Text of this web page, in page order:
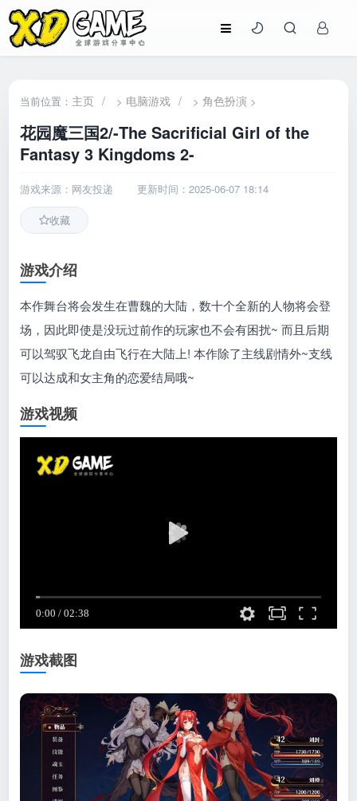
当前位置： 主页 / > 电脑游戏 / >角色扮演 >
花园魔三国2/-The Sacrificial Girl of the
Fantasy 3 Kingdoms 2-
游戏来源：网友投递 更新时间：2025-06-07 18:14
收藏
游戏介绍
本作舞台将会发生在曹魏的大陆，数十个全新的人物将会登
场，因此即使是没玩过前作的玩家也不会有困扰~ 而且后期
可以驾驭飞龙自由飞行在大陆上! 本作除了主线剧情外~支线
可以达成和女主角的恋爱结局哦~
游戏视频
游戏截图